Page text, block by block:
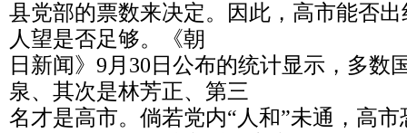
县党部的票数来决定。因此，高市能否
人望是否足够。《朝
日新闻》9月30日公布的统计显示，多数
泉、其次是林芳正、第三
名才是高市。倘若党内“人和”未通，高